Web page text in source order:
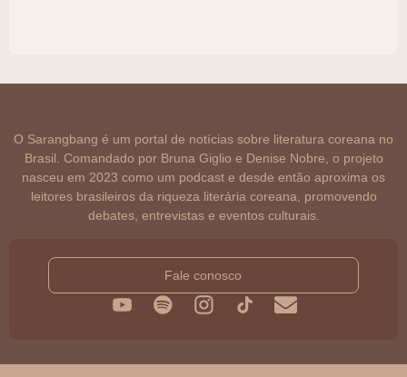
O Sarangbang é um portal de notícias sobre literatura coreana no
Brasil. Comandado por Bruna Giglio e Denise Nobre, o projeto
nasceu em 2023 como um podcast e desde então aproxima os
leitores brasileiros da riqueza literária coreana, promovendo
debates, entrevistas e eventos culturais.
Fale conosco